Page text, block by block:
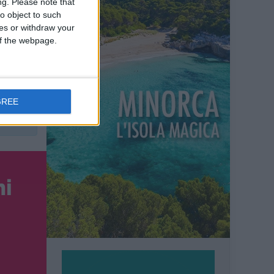
Please note that
object to such
or withdraw your
the webpage.
è
è una
vita
!